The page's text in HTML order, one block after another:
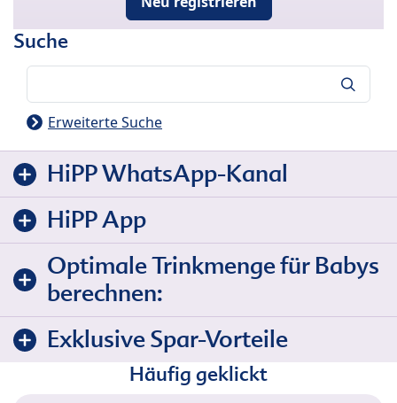
Suche
Erweiterte Suche
HiPP WhatsApp-Kanal
HiPP App
Optimale Trinkmenge für Babys
berechnen:
Exklusive Spar-Vorteile
Häufig geklickt